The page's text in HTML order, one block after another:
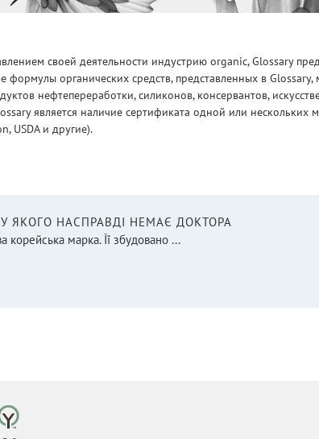
своей деятельности индустрию organic, Glossary
формулы органических средств, представленных в
нефтепереработки, силиконов, консервантов,
является наличие сертификата одной или нескольких
USDA и другие).
У ЯКОГО НАСПРАВДІ НЕМАЄ ДОКТОРА
корейська марка. Її збудовано ...